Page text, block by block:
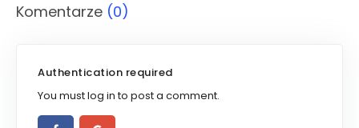
Komentarze (0)
Authentication required
You must log in to post a comment.